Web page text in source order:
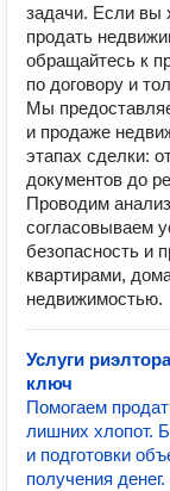
задачи. Если вы
продать
обращайтесь к
по договору и
Мы
и продаже
этапах сделки:
документов до
Проводим
согласовываем
безопасность и
квартирами,
недвижимостью.
Услуги
ключ
Помогаем
лишних хлопот.
и подготовки
получения